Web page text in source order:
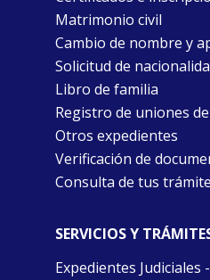
Matrimonio civil
Cambio de nombre y
Solicitud de
Libro de familia
Registro de uniones
Otros expedientes
Verificación de
Consulta de tus
SERVICIOS Y
Expedientes Judiciales